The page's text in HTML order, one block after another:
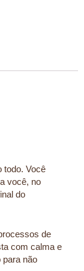
todo. Você
você, no
do
de
com calma e
para não